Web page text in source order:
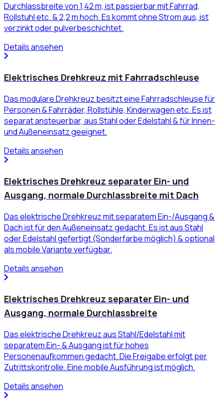
Durchlassbreite von 1,42 m, ist passierbar mit Fahrrad,
Rollstuhl etc. & 2,2 m hoch. Es kommt ohne Strom aus, ist
verzinkt oder pulverbeschichtet.
Details ansehen
Elektrisches Drehkreuz mit Fahrradschleuse
Das modulare Drehkreuz besitzt eine Fahrradschleuse für
Personen & Fahrräder, Rollstühle, Kinderwagen etc. Es ist
separat ansteuerbar, aus Stahl oder Edelstahl & für Innen-
und Außeneinsatz geeignet.
Details ansehen
Elektrisches Drehkreuz separater Ein- und
Ausgang, normale Durchlassbreite mit Dach
Das elektrische Drehkreuz mit separatem Ein-/Ausgang &
Dach ist für den Außeneinsatz gedacht. Es ist aus Stahl
oder Edelstahl gefertigt (Sonderfarbe möglich) & optional
als mobile Variante verfügbar.
Details ansehen
Elektrisches Drehkreuz separater Ein- und
Ausgang, normale Durchlassbreite
Das elektrische Drehkreuz aus Stahl/Edelstahl mit
separatem Ein- & Ausgang ist für hohes
Personenaufkommen gedacht. Die Freigabe erfolgt per
Zutrittskontrolle. Eine mobile Ausführung ist möglich.
Details ansehen